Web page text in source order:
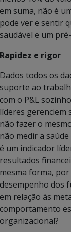
em suma, não é
pode ver e sentir
saudável e um
Rapidez e rigor
Dados todos os
suporte ao
com o P&L
líderes gerenciem
não fazer o
não medir a
é um indicador
resultados
mesma forma,
desempenho dos
em relação às
comportamento
organizacional?